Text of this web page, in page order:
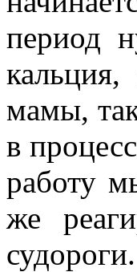
период
мамы,
в
работу
же
судороги.